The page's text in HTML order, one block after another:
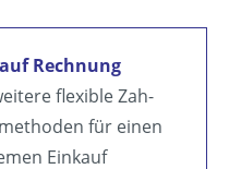
Rechnung
flexible Zah­
für einen
Einkauf